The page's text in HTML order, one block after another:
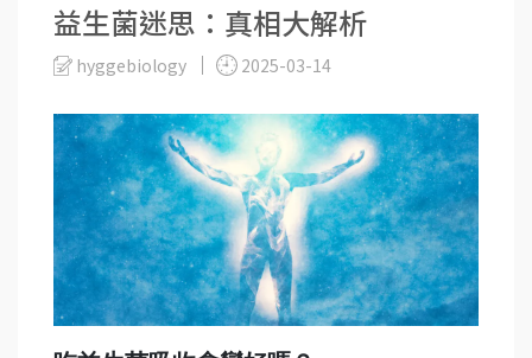
益生菌迷思：真相大解析
hyggebiology 2025-03-14